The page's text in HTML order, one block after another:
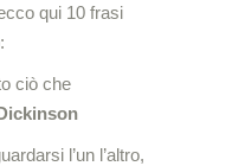
qui 10 frasi
ciò che
l’un l’altro,